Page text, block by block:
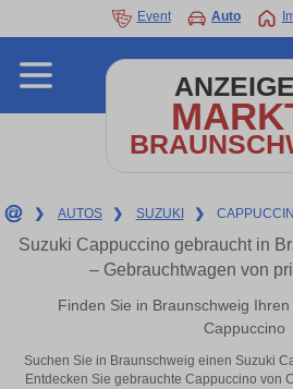
Event Auto
❯ AUTOS ❯ SUZUKI ❯
Suzuki Cappuccino gebraucht in
– Gebrauchtwagen von
Finden Sie in Braunschweig
Cappuccino
Suchen Sie in Braunschweig einen Suzuki
Entdecken Sie gebrauchte Cappuccino von